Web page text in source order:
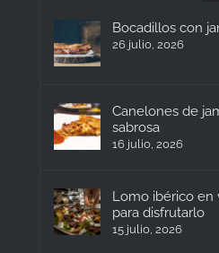
Bocadillos con
26 julio, 2026
Canelones de
sabrosa
16 julio, 2026
Lomo ibérico en
para disfrutarlo
15 julio, 2026